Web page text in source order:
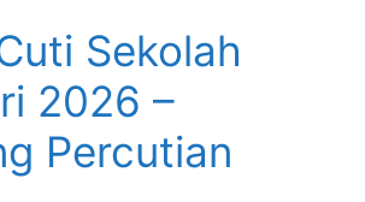
Sekolah
2026 –
Percutian